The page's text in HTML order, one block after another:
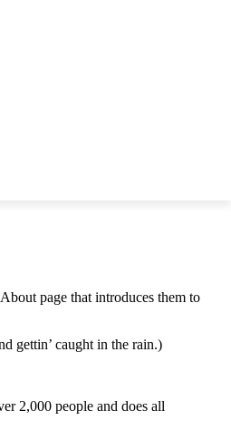
page that introduces them to
gettin’ caught in the rain.)
2,000 people and does all